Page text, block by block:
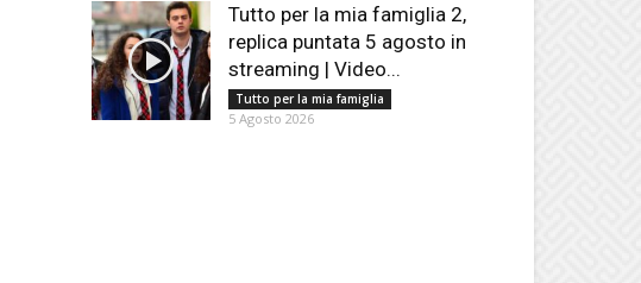
Tutto per la mia famiglia 2,
replica puntata 5 agosto in
streaming | Video...
Tutto per la mia famiglia
5 Agosto 2026